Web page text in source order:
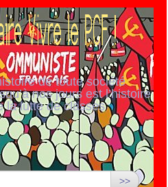
de toute société
nos jours est l’histoire
la lutte de classes
>>